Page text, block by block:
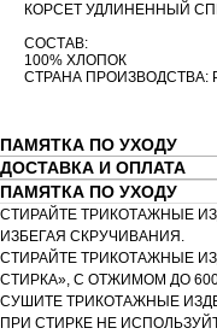
КОРСЕТ УДЛИНЕННЫЙ
СОСТАВ:
100% ХЛОПОК
СТРАНА ПРОИЗВОДСТВА:
ПАМЯТКА ПО УХОДУ
ДОСТАВКА И ОПЛАТА
ПАМЯТКА ПО УХОДУ
СТИРАЙТЕ ТРИКОТАЖНЫЕ
ИЗБЕГАЯ СКРУЧИВАНИЯ.
СТИРАЙТЕ ТРИКОТАЖНЫЕ
СТИРКА», С ОТЖИМОМ ДО
СУШИТЕ ТРИКОТАЖНЫЕ
ПРИ СТИРКЕ НЕ